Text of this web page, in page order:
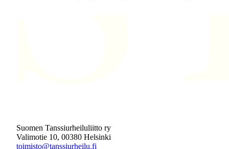
Suomen Tanssiurheiluliitto ry
Valimotie 10, 00380 Helsinki
toimisto@tanssiurheilu.fi